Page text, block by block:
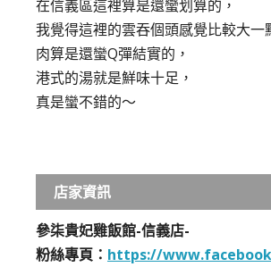
在信義區這裡算是還蠻划算的，
我覺得這裡的雲吞個頭感覺比較大一
肉算是還蠻Q彈結實的，
港式的湯就是鮮味十足，
真是蠻不錯的～
店家資訊
參柒貴妃雞飯館-信義店-
粉絲專頁： https://